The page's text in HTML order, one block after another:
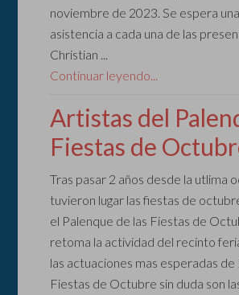
noviembre de 2023. Se espera
asistencia a cada una de las
Christian ...
Continuar leyendo...
Artistas del
Fiestas de
Tras pasar 2 años desde la utlima
tuvieron lugar las fiestas de
el Palenque de las Fiestas de
retoma la actividad del recinto
las actuaciones mas esperadas de
Fiestas de Octubre sin duda son